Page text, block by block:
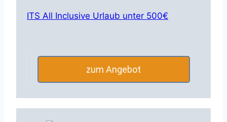
ITS All Inclusive Urlaub unter 500€
zum Angebot